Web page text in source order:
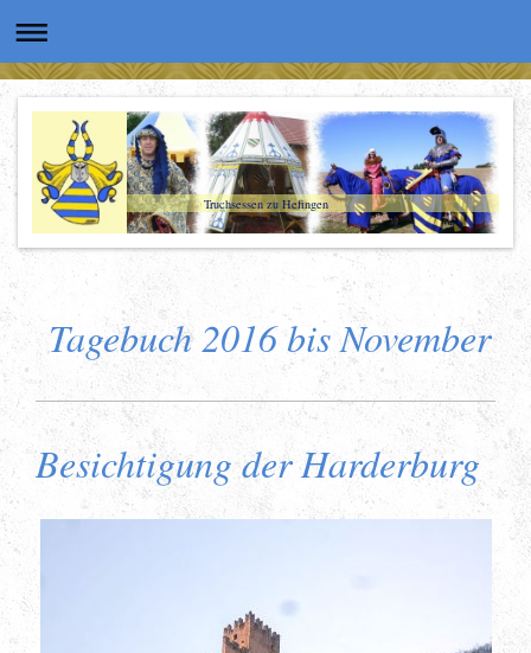
Truchsessen zu Hefingen
Tagebuch 2016 bis November
Besichtigung der Harderburg